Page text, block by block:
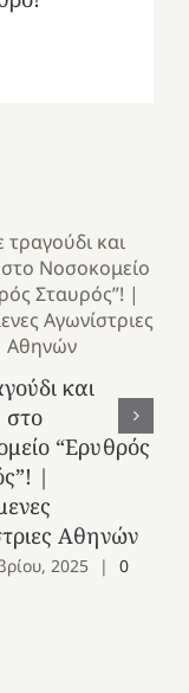
και
στο
“Ερυθρός
|
Αθηνών
2025 |
0